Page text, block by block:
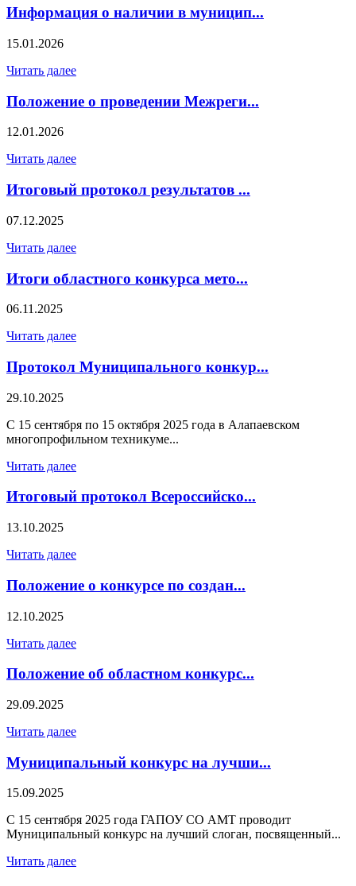
Информация о наличии в муницип...
15.01.2026
Читать далее
Положение о проведении Межреги...
12.01.2026
Читать далее
Итоговый протокол результатов ...
07.12.2025
Читать далее
Итоги областного конкурса мето...
06.11.2025
Читать далее
Протокол Муниципального конкур...
29.10.2025
С 15 сентября по 15 октября 2025 года в Алапаевском
многопрофильном техникуме...
Читать далее
Итоговый протокол Всероссийско...
13.10.2025
Читать далее
Положение о конкурсе по создан...
12.10.2025
Читать далее
Положение об областном конкурс...
29.09.2025
Читать далее
Муниципальный конкурс на лучши...
15.09.2025
С 15 сентября 2025 года ГАПОУ СО АМТ проводит
Муниципальный конкурс на лучший слоган, посвященный...
Читать далее